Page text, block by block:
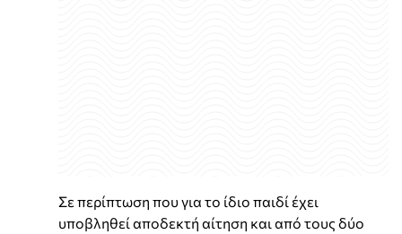
Σε περίπτωση που για το ίδιο παιδί έχει
υποβληθεί αποδεκτή αίτηση και από τους δύο